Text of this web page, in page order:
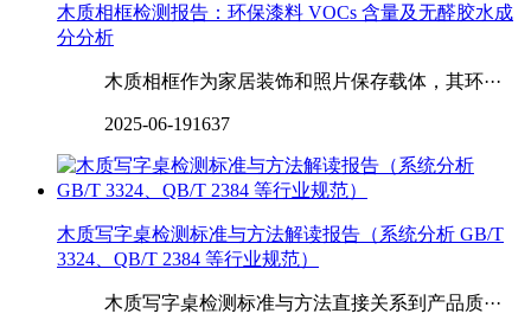
木质相框检测报告：环保漆料 VOCs 含量及无醛胶水成
分分析
木质相框作为家居装饰和照片保存载体，其环···
2025-06-191637
木质写字桌检测标准与方法解读报告（系统分析 GB/T
3324、QB/T 2384 等行业规范）
木质写字桌检测标准与方法直接关系到产品质···